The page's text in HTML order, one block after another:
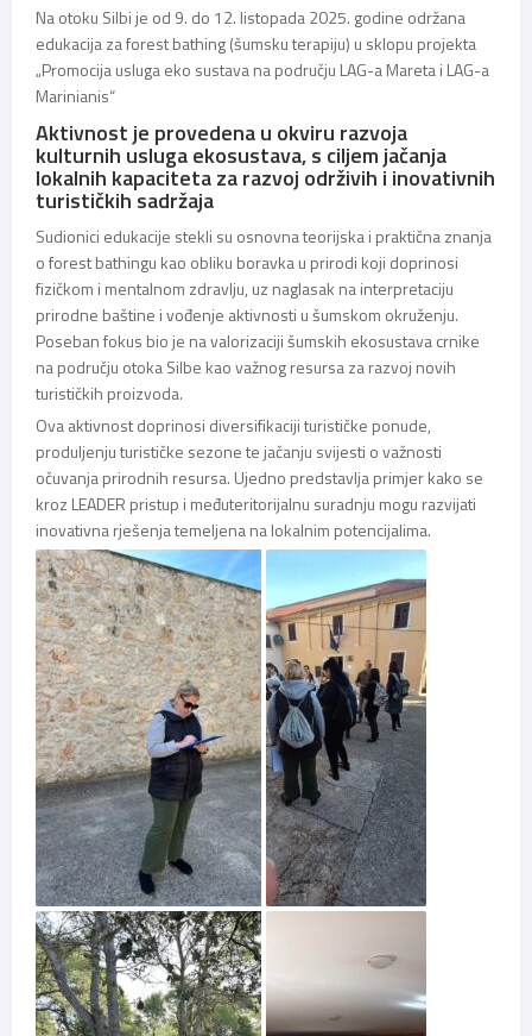
Na otoku Silbi je od 9. do 12. listopada 2025. godine održana
edukacija za forest bathing (šumsku terapiju) u sklopu projekta
„Promocija usluga eko sustava na području LAG-a Mareta i LAG-a
Marinianis“
Aktivnost je provedena u okviru razvoja
kulturnih usluga ekosustava, s ciljem jačanja
lokalnih kapaciteta za razvoj održivih i inovativnih
turističkih sadržaja
Sudionici edukacije stekli su osnovna teorijska i praktična znanja
o forest bathingu kao obliku boravka u prirodi koji doprinosi
fizičkom i mentalnom zdravlju, uz naglasak na interpretaciju
prirodne baštine i vođenje aktivnosti u šumskom okruženju.
Poseban fokus bio je na valorizaciji šumskih ekosustava crnike
na području otoka Silbe kao važnog resursa za razvoj novih
turističkih proizvoda.
Ova aktivnost doprinosi diversifikaciji turističke ponude,
produljenju turističke sezone te jačanju svijesti o važnosti
očuvanja prirodnih resursa. Ujedno predstavlja primjer kako se
kroz LEADER pristup i međuteritorijalnu suradnju mogu razvijati
inovativna rješenja temeljena na lokalnim potencijalima.